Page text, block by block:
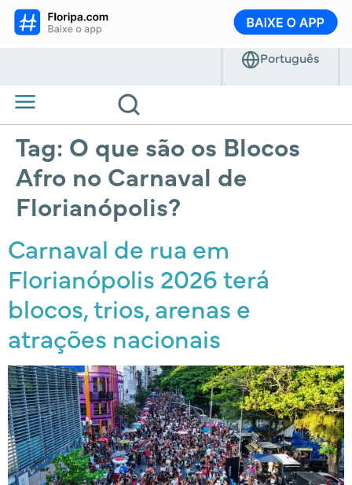
Tag: O que são os Blocos
Afro no Carnaval de
Florianópolis?
Carnaval de rua em
Florianópolis 2026 terá
blocos, trios, arenas e
atrações nacionais